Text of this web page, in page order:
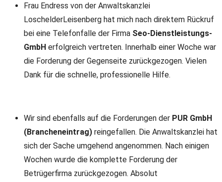
Frau Endress von der Anwaltskanzlei
LoschelderLeisenberg hat mich nach direktem Rückruf
bei eine Telefonfalle der Firma Seo-Dienstleistungs-
GmbH erfolgreich vertreten. Innerhalb einer Woche war
die Forderung der Gegenseite zurückgezogen. Vielen
Dank für die schnelle, professionelle Hilfe.
Wir sind ebenfalls auf die Forderungen der PUR GmbH
(Brancheneintrag) reingefallen. Die Anwaltskanzlei hat
sich der Sache umgehend angenommen. Nach einigen
Wochen wurde die komplette Forderung der
Betrügerfirma zurückgezogen. Absolut